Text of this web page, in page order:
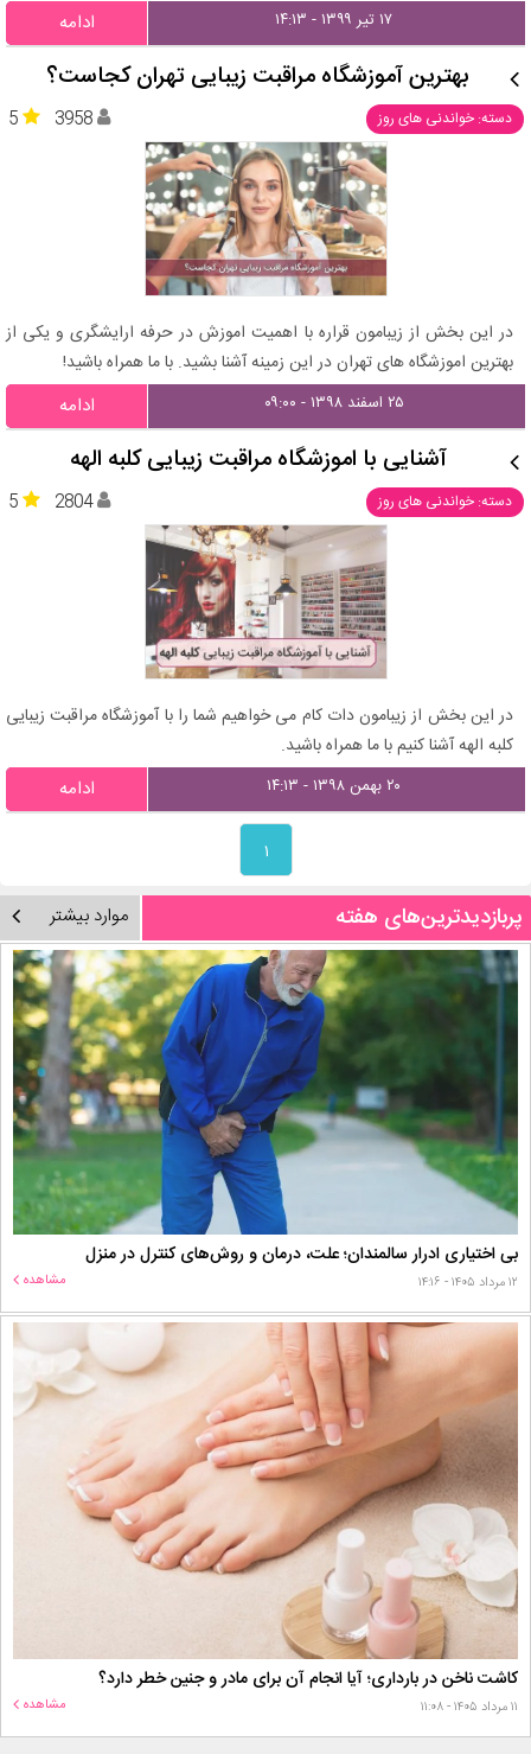
۱۷ تیر ۱۳۹۹ - ۱۴:۱۳ ادامه
بهترین آموزشگاه مراقبت زیبایی تهران کجاست؟
دسته: خواندنی های روز 5 3958
در این بخش از زیبامون قراره با اهمیت اموزش در حرفه ارایشگری و یکی از
بهترین اموزشگاه های تهران در این زمینه آشنا بشید. با ما همراه باشید!
۲۵ اسفند ۱۳۹۸ - ۰۹:۰۰ ادامه
آشنایی با اموزشگاه مراقبت زیبایی کلبه الهه
دسته: خواندنی های روز 5 2804
در این بخش از زیبامون دات کام می خواهیم شما را با آموزشگاه مراقبت زیبایی
کلبه الهه آشنا کنیم با ما همراه باشید.
۲۰ بهمن ۱۳۹۸ - ۱۴:۱۳ ادامه
۱
پربازدیدترین‌های هفته موارد بیشتر
بی اختیاری ادرار سالمندان؛ علت، درمان و روش‌های کنترل در منزل
۱۲ مرداد ۱۴۰۵ - ۱۴:۱۶ مشاهده
کاشت ناخن در بارداری؛ آیا انجام آن برای مادر و جنین خطر دارد؟
۱۱ مرداد ۱۴۰۵ - ۱۱:۰۸ مشاهده